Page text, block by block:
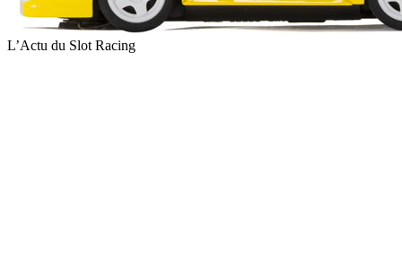
L’Actu du Slot Racing